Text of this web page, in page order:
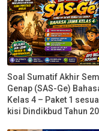
Soal Sumatif Akhir
Genap (SAS-Ge)
Kelas 4 – Paket 1
kisi Dindikbud Tahun